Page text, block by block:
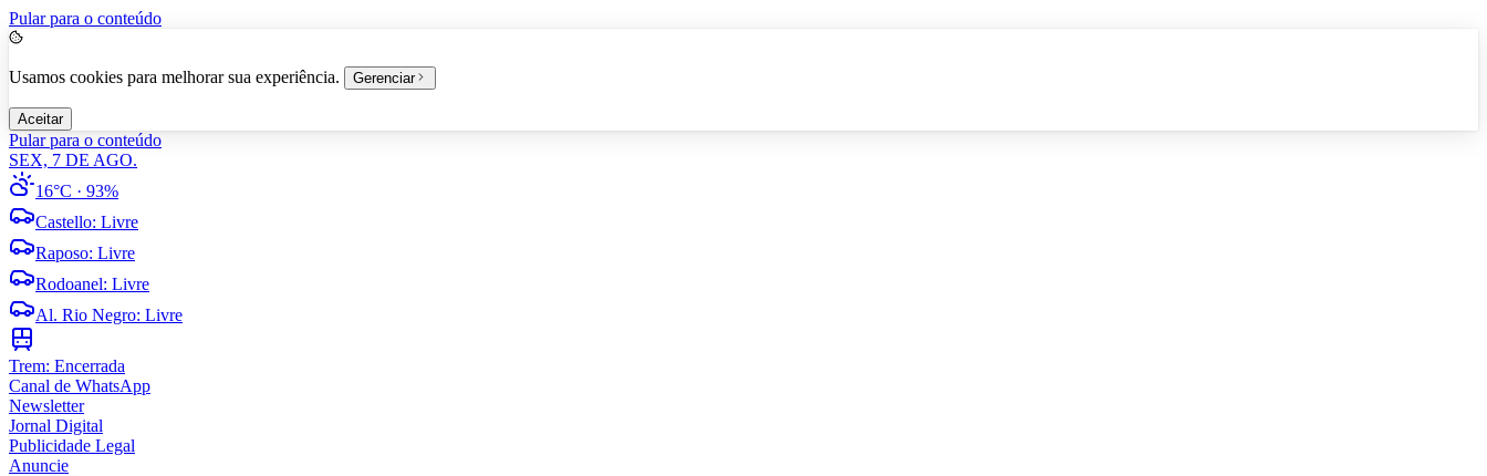
Pular para o conteúdo
Usamos cookies para melhorar sua experiência. Gerenciar
Aceitar
Pular para o conteúdo
SEX, 7 DE AGO.
16°C · 93%
Castello: Livre
Raposo: Livre
Rodoanel: Livre
Al. Rio Negro: Livre
Trem: Encerrada
Canal de WhatsApp
Newsletter
Jornal Digital
Publicidade Legal
Anuncie